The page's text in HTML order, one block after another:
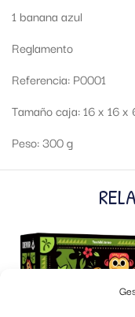
1 banana azul
Reglamento
Referencia: P0001
Tamaño caja: 16 x 16 x
Peso: 300 g